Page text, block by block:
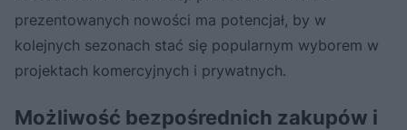
prezentowanych nowości ma potencjał, by w
kolejnych sezonach stać się popularnym wyborem w
projektach komercyjnych i prywatnych.
Możliwość bezpośrednich zakupów i